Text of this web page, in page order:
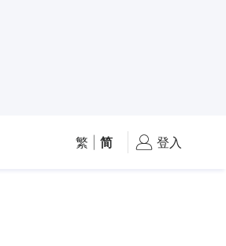
繁 简 登入